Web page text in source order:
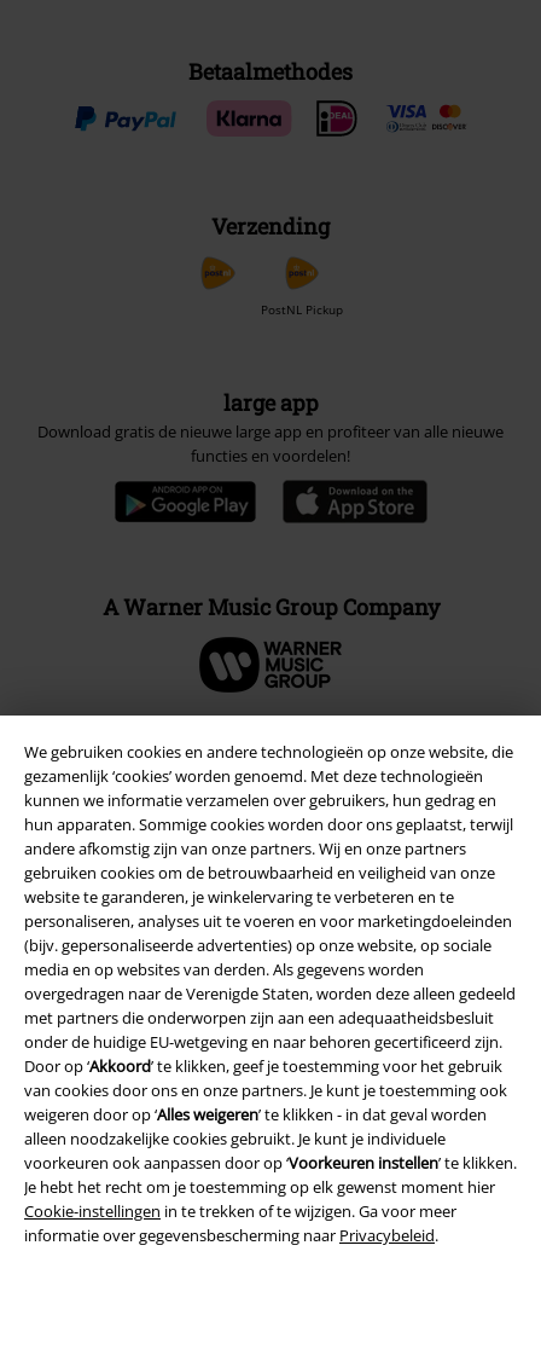
We gebruiken cookies en andere technologieën op onze website, die
gezamenlijk ‘cookies’ worden genoemd. Met deze technologieën
kunnen we informatie verzamelen over gebruikers, hun gedrag en
hun apparaten. Sommige cookies worden door ons geplaatst, terwijl
andere afkomstig zijn van onze partners. Wij en onze partners
gebruiken cookies om de betrouwbaarheid en veiligheid van onze
website te garanderen, je winkelervaring te verbeteren en te
personaliseren, analyses uit te voeren en voor marketingdoeleinden
(bijv. gepersonaliseerde advertenties) op onze website, op sociale
media en op websites van derden. Als gegevens worden
overgedragen naar de Verenigde Staten, worden deze alleen gedeeld
met partners die onderworpen zijn aan een adequaatheidsbesluit
onder de huidige EU-wetgeving en naar behoren gecertificeerd zijn.
Door op ‘Akkoord’ te klikken, geef je toestemming voor het gebruik
van cookies door ons en onze partners. Je kunt je toestemming ook
weigeren door op ‘Alles weigeren’ te klikken - in dat geval worden
alleen noodzakelijke cookies gebruikt. Je kunt je individuele
voorkeuren ook aanpassen door op ‘Voorkeuren instellen’ te klikken.
Je hebt het recht om je toestemming op elk gewenst moment hier
Cookie-instellingen in te trekken of te wijzigen. Ga voor meer
informatie over gegevensbescherming naar Privacybeleid.
Betaalmethodes
Verzending
PostNL Pickup
large app
Download gratis de nieuwe large app en profiteer van alle nieuwe
functies en voordelen!
A Warner Music Group Company
Beveiliging
Legal
Algemene Voorwaarden
Bedrijfsgegevens